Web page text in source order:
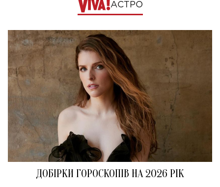
АСТРО
ДОБІРКИ ГОРОСКОПІВ НА 2026 РІК